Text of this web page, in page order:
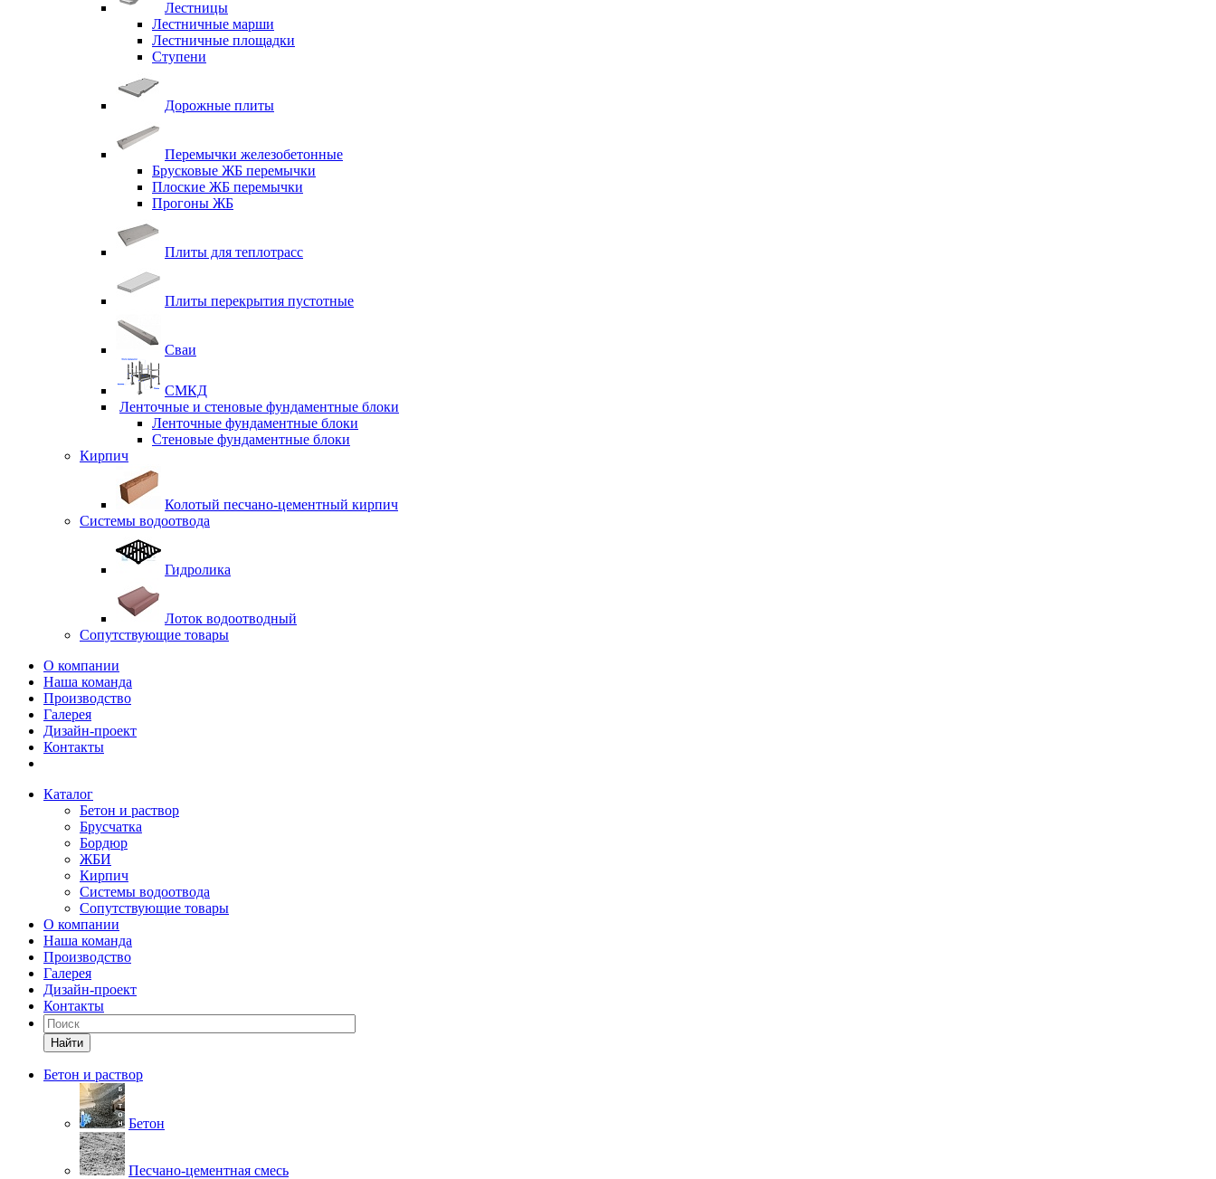
Лестницы
Лестничные марши
Лестничные площадки
Ступени
Дорожные плиты
Перемычки железобетонные
Брусковые ЖБ перемычки
Плоские ЖБ перемычки
Прогоны ЖБ
Плиты для теплотрасс
Плиты перекрытия пустотные
Сваи
СМКД
Ленточные и стеновые фундаментные блоки
Ленточные фундаментные блоки
Стеновые фундаментные блоки
Кирпич
Колотый песчано-цементный кирпич
Системы водоотвода
Гидролика
Лоток водоотводный
Сопутствующие товары
О компании
Наша команда
Производство
Галерея
Дизайн-проект
Контакты
Каталог
Бетон и раствор
Брусчатка
Бордюр
ЖБИ
Кирпич
Системы водоотвода
Сопутствующие товары
О компании
Наша команда
Производство
Галерея
Дизайн-проект
Контакты
Найти
Бетон и раствор
Бетон
Песчано-цементная смесь